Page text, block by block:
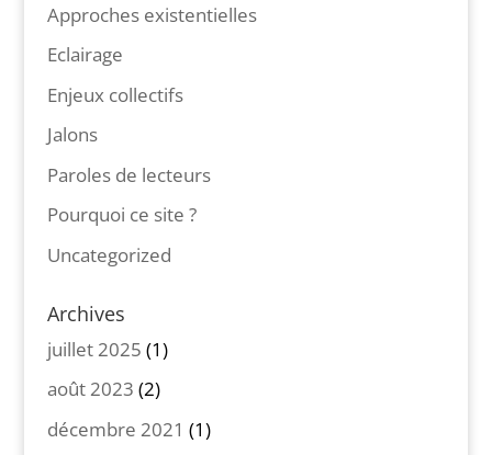
Approches existentielles
Eclairage
Enjeux collectifs
Jalons
Paroles de lecteurs
Pourquoi ce site ?
Uncategorized
Archives
juillet 2025 (1)
août 2023 (2)
décembre 2021 (1)